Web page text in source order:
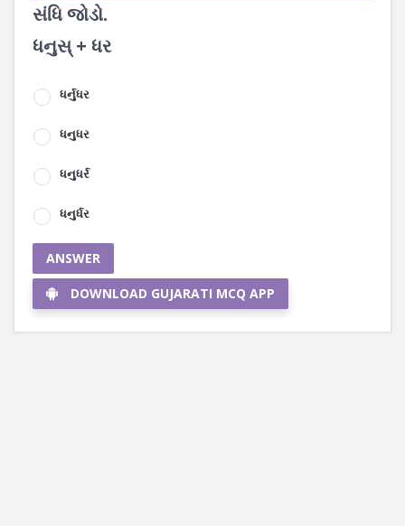
સંધિ જોડો.
ધનુસ્ + ધર
ધર્નુધર
ધનુધર
ધનુધર્ર
ધનુર્ધર
ANSWER
DOWNLOAD GUJARATI MCQ APP